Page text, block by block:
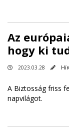
Az
hogy ki
2023.03.28
A Biztosság friss
napvilágot.